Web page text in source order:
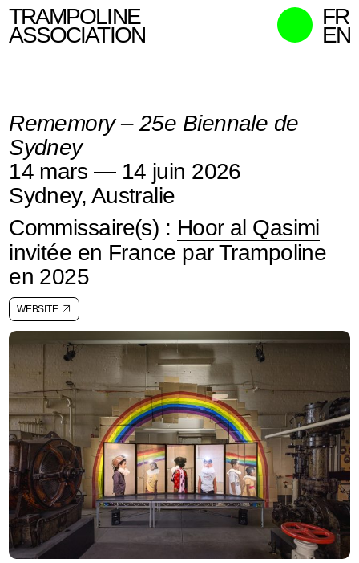
TRAMPOLINE
ASSOCIATION
ACTIONS
CONTACT
COMMISSAIRES
RECHERCHER
FR
EN
Rememory – 25e Biennale de
Sydney
14 mars — 14 juin 2026
Sydney, Australie
Commissaire(s) : Hoor al Qasimi
invitée en France par Trampoline
en 2025
WEBSITE